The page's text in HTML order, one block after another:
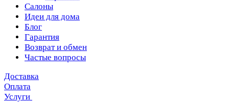
Салоны
Идеи для дома
Блог
Гарантия
Возврат и обмен
Частые вопросы
Доставка
Оплата
Услуги